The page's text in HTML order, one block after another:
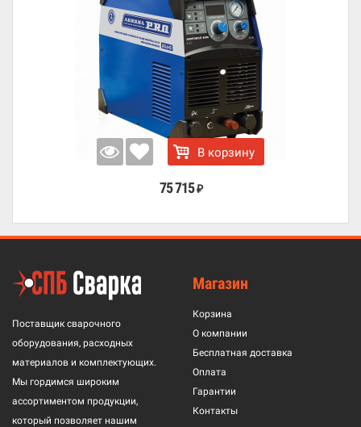
В корзину
75 715 ₽
Поставщик сварочного
оборудования, расходных
материалов и комплектующих.
Мы гордимся широким
ассортиментом продукции,
который позволяет нашим
Магазин
Корзина
О компании
Бесплатная доставка
Оплата
Гарантии
Контакты